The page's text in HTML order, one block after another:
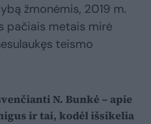
žmonėmis, 2019 m.
pačiais metais mirė
teismo
N. Bunkė – apie
ir tai, kodėl išsikelia